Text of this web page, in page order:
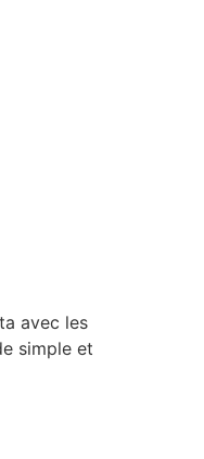
avec les
simple et